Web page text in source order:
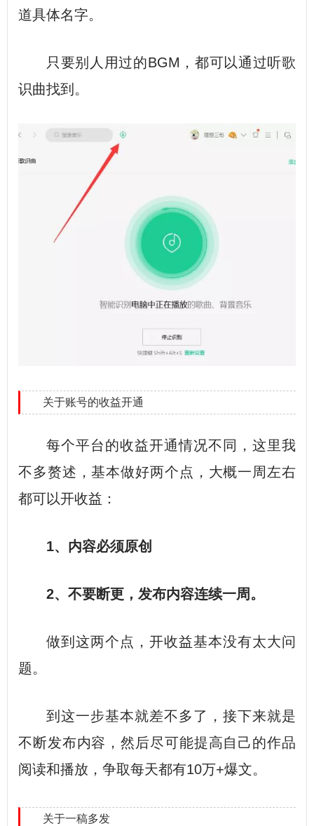
道具体名字。
只要别人用过的BGM，都可以通过听歌
识曲找到。
关于账号的收益开通
每个平台的收益开通情况不同，这里我
不多赘述，基本做好两个点，大概一周左右
都可以开收益：
1、内容必须原创
2、不要断更，发布内容连续一周。
做到这两个点，开收益基本没有太大问
题。
到这一步基本就差不多了，接下来就是
不断发布内容，然后尽可能提高自己的作品
阅读和播放，争取每天都有10万+爆文。
关于一稿多发